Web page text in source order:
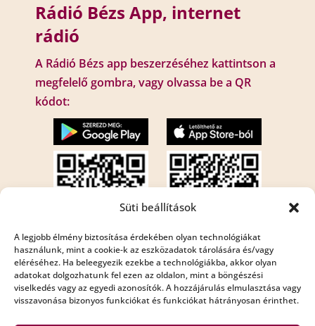
Süti beállítások
A legjobb élmény biztosítása érdekében olyan technológiákat
használunk, mint a cookie-k az eszközadatok tárolására és/vagy
eléréséhez. Ha beleegyezik ezekbe a technológiákba, akkor olyan
adatokat dolgozhatunk fel ezen az oldalon, mint a böngészési
viselkedés vagy az egyedi azonosítók. A hozzájárulás elmulasztása vagy
visszavonása bizonyos funkciókat és funkciókat hátrányosan érinthet.
Rádió Bézs App, internet
rádió
A Rádió Bézs app beszerzéséhez kattintson a
megfelelő gombra, vagy olvassa be a QR
kódot:
Internet rádió:
Rádió Bézs : http://195.210.29.82:8001/bezs
Rádió Bézs 2: http://195.210.29.82:8002/bezs2